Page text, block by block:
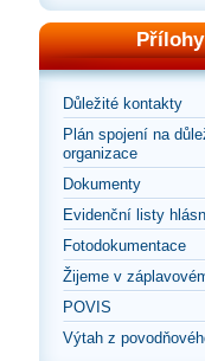
Přílohy
Důležité kontakty
Plán spojení na
organizace
Dokumenty
Evidenční listy
Fotodokumentace
Žijeme v
POVIS
Výtah z